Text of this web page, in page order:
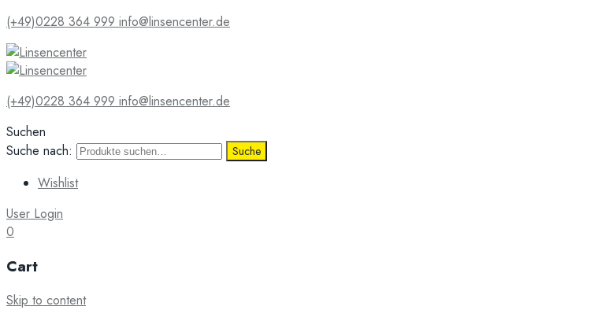
(+49)0228 364 999 info@linsencenter.de
(+49)0228 364 999 info@linsencenter.de
Suchen
Suche nach:
Suche
Wishlist
User Login
0
Cart
Skip to content